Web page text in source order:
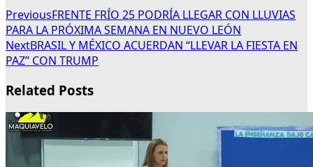
PreviousFRENTE FRÍO 25 PODRÍA LLEGAR CON LLUVIAS
PARA LA PRÓXIMA SEMANA EN NUEVO LEÓN
NextBRASIL Y MÉXICO ACUERDAN “LLEVAR LA FIESTA EN
PAZ” CON TRUMP
Related Posts